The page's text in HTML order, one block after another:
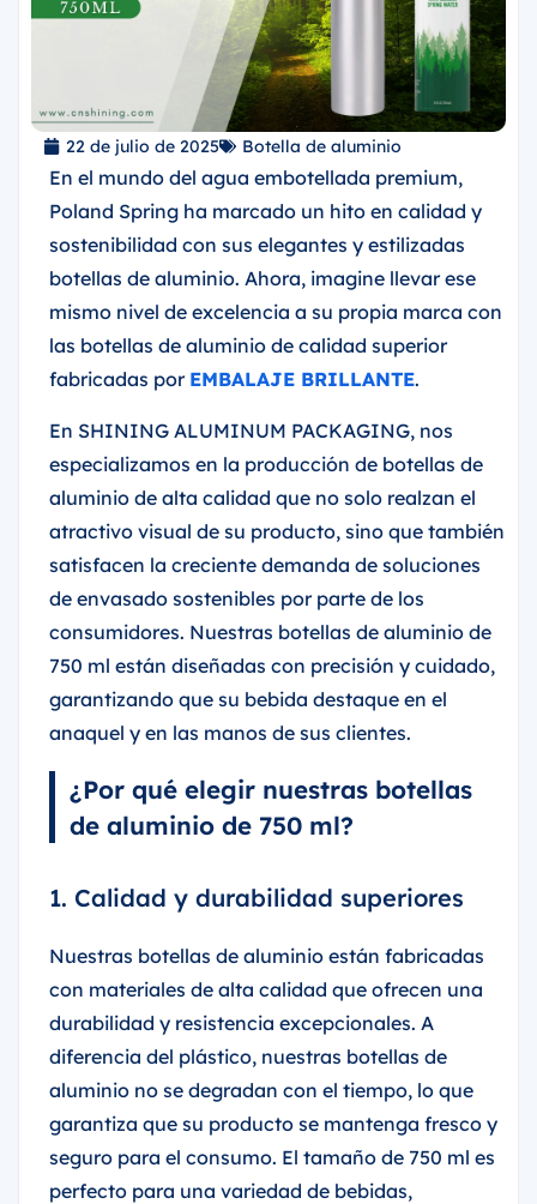
22 de julio de 2025 Botella de aluminio
En el mundo del agua embotellada premium,
Poland Spring ha marcado un hito en calidad y
sostenibilidad con sus elegantes y estilizadas
botellas de aluminio. Ahora, imagine llevar ese
mismo nivel de excelencia a su propia marca con
las botellas de aluminio de calidad superior
fabricadas por EMBALAJE BRILLANTE.
En SHINING ALUMINUM PACKAGING, nos
especializamos en la producción de botellas de
aluminio de alta calidad que no solo realzan el
atractivo visual de su producto, sino que también
satisfacen la creciente demanda de soluciones
de envasado sostenibles por parte de los
consumidores. Nuestras botellas de aluminio de
750 ml están diseñadas con precisión y cuidado,
garantizando que su bebida destaque en el
anaquel y en las manos de sus clientes.
¿Por qué elegir nuestras botellas
de aluminio de 750 ml?
1. Calidad y durabilidad superiores
Nuestras botellas de aluminio están fabricadas
con materiales de alta calidad que ofrecen una
durabilidad y resistencia excepcionales. A
diferencia del plástico, nuestras botellas de
aluminio no se degradan con el tiempo, lo que
garantiza que su producto se mantenga fresco y
seguro para el consumo. El tamaño de 750 ml es
perfecto para una variedad de bebidas,